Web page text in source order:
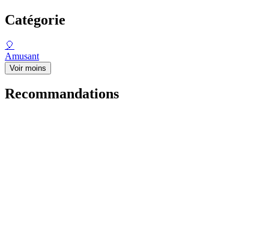
Catégorie
🎈
Amusant
Voir moins
Recommandations